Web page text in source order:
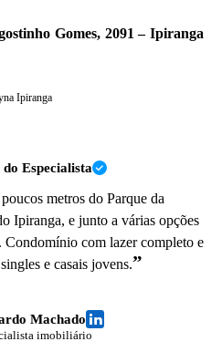
Gomes, 2091 – Ipiranga
Ipiranga
Especialista
metros do Parque da
Ipiranga, e junto a várias opções
Condomínio com lazer completo e
e casais jovens.”
Machado
imobiliário